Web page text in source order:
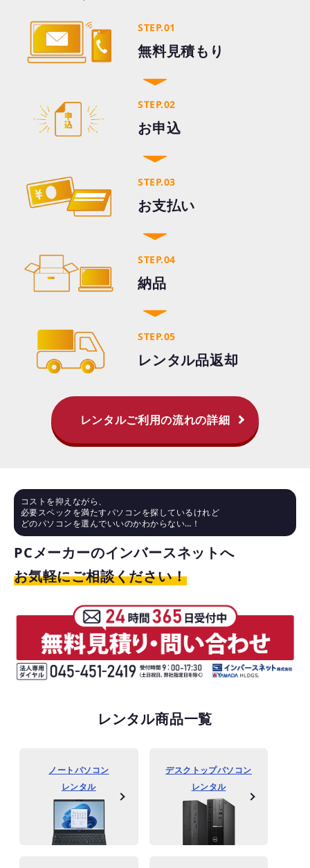
STEP.01
無料見積もり
STEP.02
お申込
STEP.03
お支払い
STEP.04
納品
STEP.05
レンタル品返却
レンタルご利用の流れの詳細
コストを抑えながら、
必要スペックを満たすパソコンを探しているけれど
どのパソコンを選んでいいのかわからない…！
PCメーカーのインバースネットへ
お気軽にご相談ください！
レンタル商品一覧
ノートパソコン
レンタル
デスクトップパソコン
レンタル